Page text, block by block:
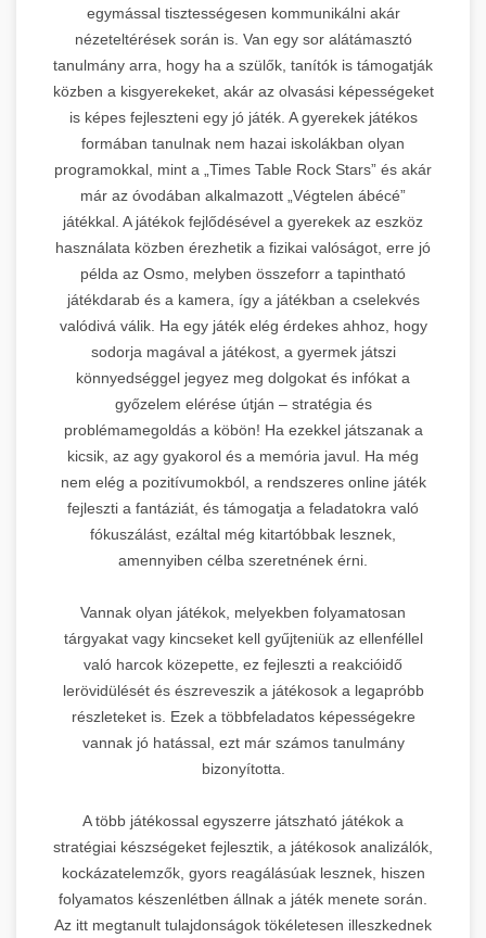
egymással tisztességesen kommunikálni akár
nézeteltérések során is. Van egy sor alátámasztó
tanulmány arra, hogy ha a szülők, tanítók is támogatják
közben a kisgyerekeket, akár az olvasási képességeket
is képes fejleszteni egy jó játék. A gyerekek játékos
formában tanulnak nem hazai iskolákban olyan
programokkal, mint a „Times Table Rock Stars” és akár
már az óvodában alkalmazott „Végtelen ábécé”
játékkal. A játékok fejlődésével a gyerekek az eszköz
használata közben érezhetik a fizikai valóságot, erre jó
példa az Osmo, melyben összeforr a tapintható
játékdarab és a kamera, így a játékban a cselekvés
valódivá válik. Ha egy játék elég érdekes ahhoz, hogy
sodorja magával a játékost, a gyermek játszi
könnyedséggel jegyez meg dolgokat és infókat a
győzelem elérése útján – stratégia és
problémamegoldás a köbön! Ha ezekkel játszanak a
kicsik, az agy gyakorol és a memória javul. Ha még
nem elég a pozitívumokból, a rendszeres online játék
fejleszti a fantáziát, és támogatja a feladatokra való
fókuszálást, ezáltal még kitartóbbak lesznek,
amennyiben célba szeretnének érni.
Vannak olyan játékok, melyekben folyamatosan
tárgyakat vagy kincseket kell gyűjteniük az ellenféllel
való harcok közepette, ez fejleszti a reakcióidő
lerövidülését és észreveszik a játékosok a legapróbb
részleteket is. Ezek a többfeladatos képességekre
vannak jó hatással, ezt már számos tanulmány
bizonyította.
A több játékossal egyszerre játszható játékok a
stratégiai készségeket fejlesztik, a játékosok analizálók,
kockázatelemzők, gyors reagálásúak lesznek, hiszen
folyamatos készenlétben állnak a játék menete során.
Az itt megtanult tulajdonságok tökéletesen illeszkednek